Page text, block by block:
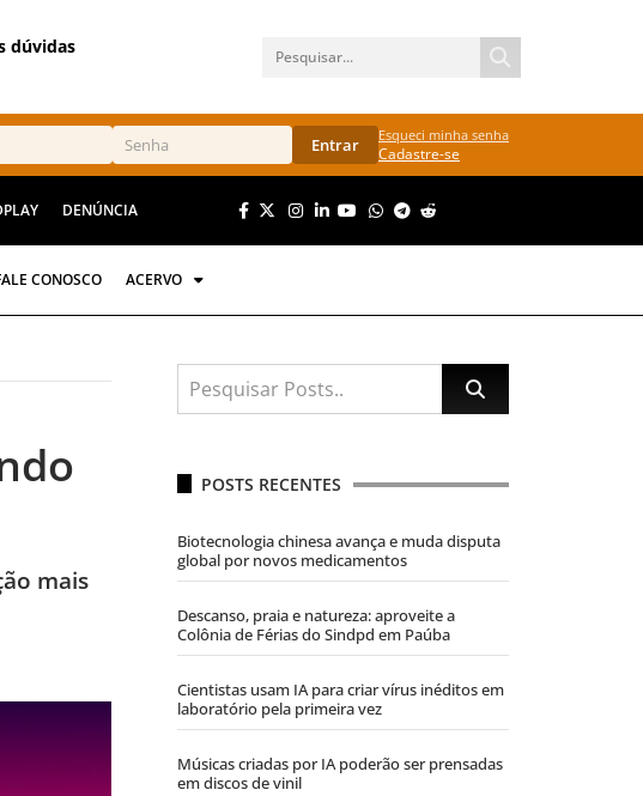
dúvidas
Entrar Esqueci minha senha
Cadastre-se
DENÚNCIA
CONOSCO ACERVO
mais
POSTS RECENTES
Biotecnologia chinesa avança e muda disputa
global por novos medicamentos
Descanso, praia e natureza: aproveite a
Colônia de Férias do Sindpd em Paúba
Cientistas usam IA para criar vírus inéditos em
laboratório pela primeira vez
Músicas criadas por IA poderão ser prensadas
em discos de vinil